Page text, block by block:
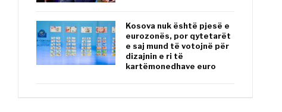
Kosova nuk është pjesë e
eurozonës, por qytetarët
e saj mund të votojnë për
dizajnin e ri të
kartëmonedhave euro